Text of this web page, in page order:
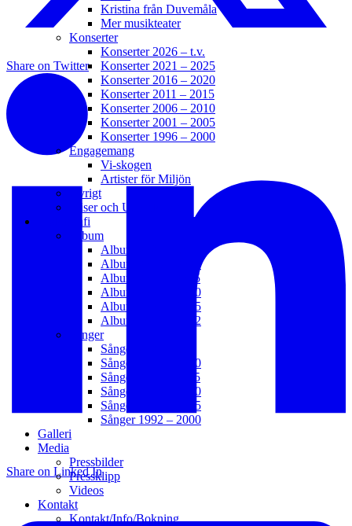
Share on Twitter
Share on Linked In
Kristina från Duvemåla
Mer musikteater
Konserter
Konserter 2026 – t.v.
Konserter 2021 – 2025
Konserter 2016 – 2020
Konserter 2011 – 2015
Konserter 2006 – 2010
Konserter 2001 – 2005
Konserter 1996 – 2000
Engagemang
Vi-skogen
Artister för Miljön
Övrigt
Priser och Utmärkelser
Diskografi
Album
Album 2021 – t.v.
Album 2016 – 2020
Album 2011 – 2015
Album 2006 – 2010
Album 2003 – 2005
Album 1992 – 2002
Sånger
Sånger 2021 – t.v.
Sånger 2016 – 2020
Sånger 2011 – 2015
Sånger 2006 – 2010
Sånger 2001 – 2005
Sånger 1992 – 2000
Galleri
Media
Pressbilder
Pressklipp
Videos
Kontakt
Kontakt/Info/Bokning